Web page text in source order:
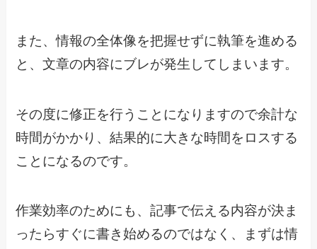
また、情報の全体像を把握せずに執筆を進める
と、文章の内容にブレが発生してしまいます。
その度に修正を行うことになりますので余計な
時間がかかり、結果的に大きな時間をロスする
ことになるのです。
作業効率のためにも、記事で伝える内容が決ま
ったらすぐに書き始めるのではなく、まずは情